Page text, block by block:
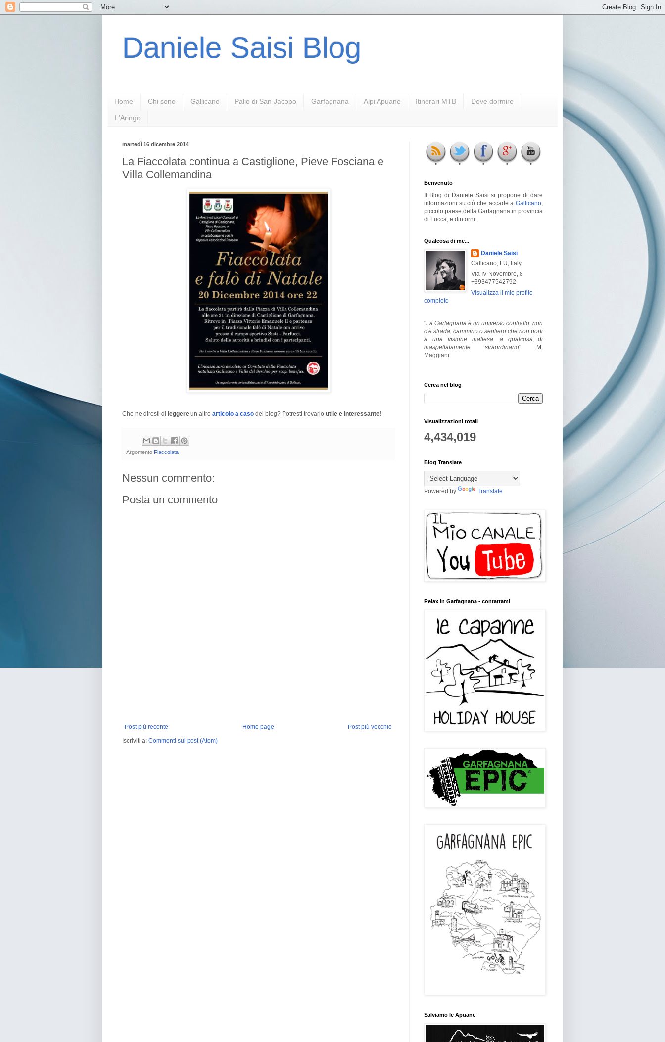
Daniele Saisi Blog
Home Chi sono Gallicano Palio di San Jacopo Garfagnana Alpi Apuane Itinerari MTB Dove dormire
L'Aringo
martedì 16 dicembre 2014
La Fiaccolata continua a Castiglione, Pieve Fosciana e
Villa Collemandina
Che ne diresti di leggere un altro articolo a caso del blog? Potresti trovarlo utile e interessante!
Argomento Fiaccolata
Nessun commento:
Posta un commento
Post più recente Post più vecchio
Home page
Iscriviti a: Commenti sul post (Atom)
Benvenuto
Il Blog di Daniele Saisi si propone di dare
informazioni su ciò che accade a Gallicano
piccolo paese della Garfagnana in provincia
di Lucca, e dintorni.
Qualcosa di me...
Daniele Saisi
Gallicano, LU, Italy
Via IV Novembre, 8
+393477542792
Visualizza il mio profilo
completo
"La Garfagnana è un universo contratto, non
c’è strada, cammino o sentiero che non porti
a una visione inattesa, a qualcosa di
inaspettatamente straordinario". M.
Maggiani
Cerca nel blog
Visualizzazioni totali
4,434,019
Blog Translate
Powered by Translate
Relax in Garfagnana - contattami
Salviamo le Apuane